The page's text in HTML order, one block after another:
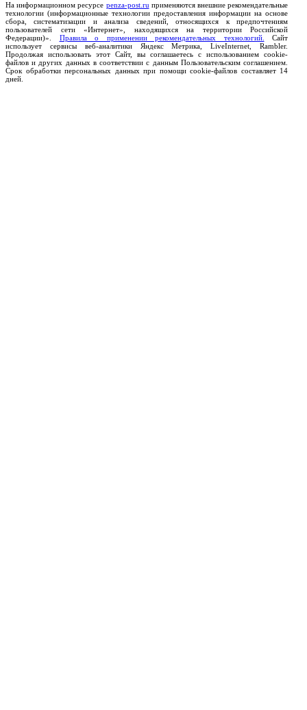
На информационном ресурсе penza-post.ru применяются внешние рекомендательные
технологии (информационные технологии предоставления информации на основе
сбора, систематизации и анализа сведений, относящихся к предпочтениям
пользователей сети «Интернет», находящихся на территории Российской
Федерации)». Правила о применении рекомендательных технологий.
Сайт
использует сервисы веб-аналитики Яндекс Метрика, LiveInternet, Rambler.
Продолжая использовать этот Сайт, вы соглашаетесь с использованием cookie-
файлов и других данных в соответствии с данным Пользовательским соглашением.
Срок обработки персональных данных при помощи cookie-файлов составляет 14
дней.